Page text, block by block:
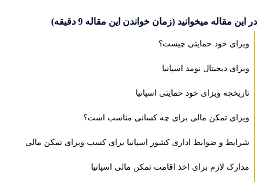
در این مقاله میخوانید (زمان خواندن این مقاله 9 دقیقه)
ویزای خود حمایتی چیست؟
ویزای دیجیتال نومد اسپانیا
تاریخچه ویزای خود حمایتی اسپانیا
ویزای تمکن مالی برای چه کسانی مناسب است؟
شرایط و ضوابط اداری کشور اسپانیا برای کسب ویزای تمکن مالی
مدارک لازم برای اخذ اقامت تمکن مالی اسپانیا